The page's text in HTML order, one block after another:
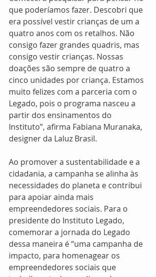
que poderíamos fazer. Descobri que
era possível vestir crianças de um a
quatro anos com os retalhos. Não
consigo fazer grandes quadris, mas
consigo vestir crianças. Nossas
doações são sempre de quatro a
cinco unidades por criança. Estamos
muito felizes com a parceria com o
Legado, pois o programa nasceu a
partir dos ensinamentos do
Instituto”, afirma Fabiana Muranaka,
designer da Laluz Brasil.
Ao promover a sustentabilidade e a
cidadania, a campanha se alinha às
necessidades do planeta e contribui
para apoiar ainda mais
empreendedores sociais. Para o
presidente do Instituto Legado,
comemorar a jornada do Legado
dessa maneira é “uma campanha de
impacto, para homenagear os
empreendedores sociais que